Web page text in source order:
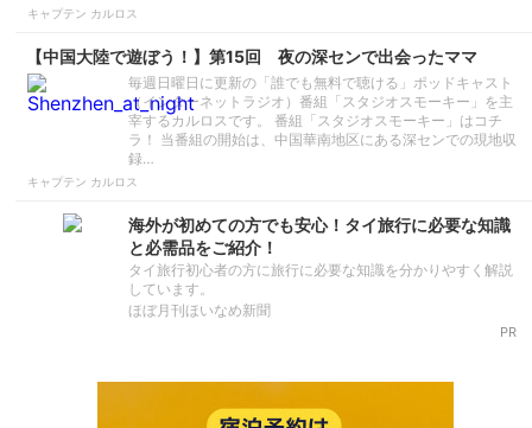
キャプテン カルロス
【中国大陸で遊ぼう！】第15回 夜の深センで出会ったママ
毎週日曜日に更新の「誰でも無料で聴ける」ポッドキャスト
（インターネットラジオ）番組「スタジオスモーキー」を主
宰するカルロスです。 番組「スタジオスモーキー」はコチ
ラ！ 当番組の開始は、中国華南地区にある深センでの現地収
録…
キャプテン カルロス
海外が初めての方でも安心！タイ旅行に必要な知識
と必需品をご紹介！
タイ旅行初心者の方に旅行に必要な知識を分かりやすく解説
しています。
ほぼ月刊ほいなめ新聞
PR